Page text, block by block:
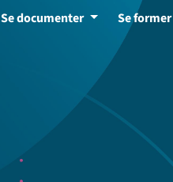
Se documenter Se former